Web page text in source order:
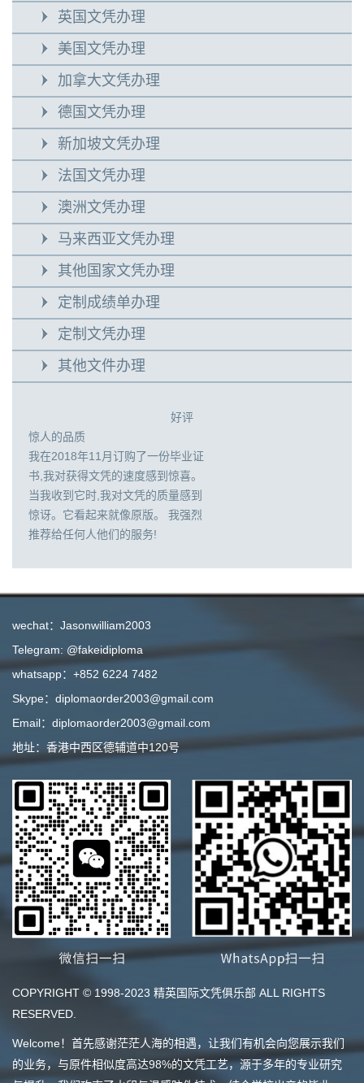
英国文凭办理
美国文凭办理
加拿大文凭办理
德国文凭办理
新加坡文凭办理
法国文凭办理
澳洲文凭办理
马来西亚文凭办理
其他国家文凭办理
定制成绩单办理
定制文凭办理
其他文件办理
好评
惊人的品质
我在2018年11月订购了一份毕业证
书,我对获得文凭的速度感到惊喜。
当我收到它时,我对文凭的质量感到
惊讶。它看起来就像原版。 我强烈
推荐给任何人他们的服务!
wechat：Jasonwilliam2003
Telegram: @fakeidiploma
whatsapp：+852 6224 7482
Skype：diplomaorder2003@gmail.com
Email：diplomaorder2003@gmail.com
地址：香港中西区德辅道中120号
COPYRIGHT © 1998-2023 精英国际文凭俱乐部 ALL RIGHTS
RESERVED.
Welcome！首先感谢茫茫人海的相遇，让我们有机会向您展示我们
的业务，与原件相似度高达98%的文凭工艺，源于多年的专业研究